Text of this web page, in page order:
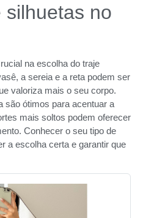
silhuetas no
na escolha do traje
a sereia e a reta podem ser
valoriza mais o seu corpo.
são ótimos para acentuar a
mais soltos podem oferecer
Conhecer o seu tipo de
a escolha certa e garantir que